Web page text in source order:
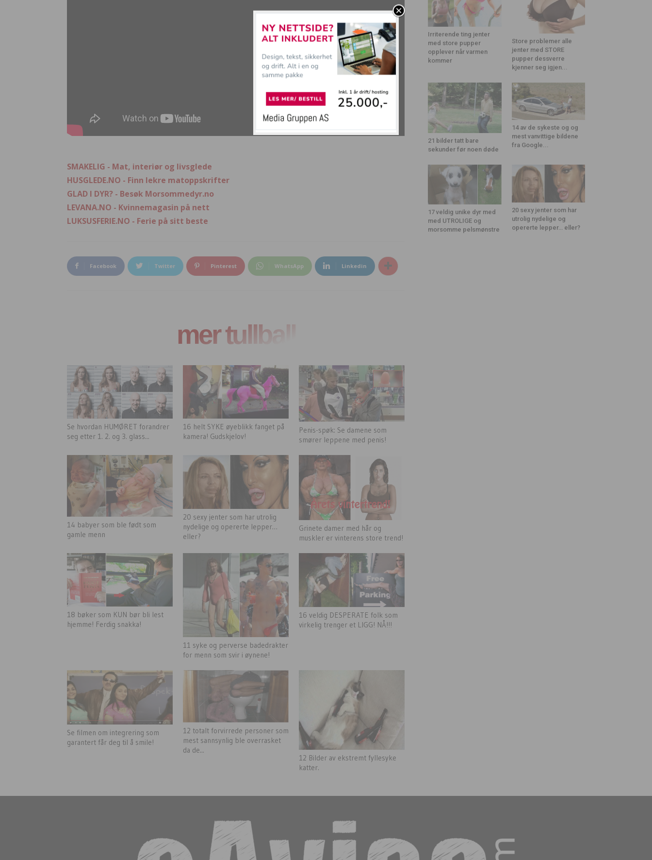
SMAKELIG - Mat, interiør og livsglede
HUSGLEDE.NO - Finn lekre matoppskrifter
GLAD I DYR? - Besøk Morsommedyr.no
LEVANA.NO - Kvinnemagasin på nett
LUKSUSFERIE.NO - Ferie på sitt beste
Facebook Twitter Pinterest WhatsApp Linkedin
mer tullball
Se hvordan HUMØRET forandrer
seg etter 1. 2. og 3. glass...
16 helt SYKE øyeblikk fanget på
kamera! Gudskjelov!
Penis-spøk: Se damene som
smører leppene med penis!
14 babyer som ble født som
gamle menn
20 sexy jenter som har utrolig
nydelige og opererte lepper…
eller?
Grinete damer med hår og
muskler er vinterens store trend!
18 bøker som KUN bør bli lest
hjemme! Ferdig snakka!
11 syke og perverse badedrakter
for menn som svir i øynene!
16 veldig DESPERATE folk som
virkelig trenger et LIGG! NÅ!!!
Se filmen om integrering som
garantert får deg til å smile!
12 totalt forvirrede personer som
mest sannsynlig ble overrasket
da de...
12 Bilder av ekstremt fyllesyke
katter.
Irriterende ting jenter
med store pupper
opplever når varmen
kommer
Store problemer alle
jenter med STORE
pupper dessverre
kjenner seg igjen...
21 bilder tatt bare
sekunder før noen døde
14 av de sykeste og og
mest vanvittige bildene
fra Google...
17 veldig unike dyr med
med UTROLIGE og
morsomme pelsmønstre
20 sexy jenter som har
utrolig nydelige og
opererte lepper… eller?